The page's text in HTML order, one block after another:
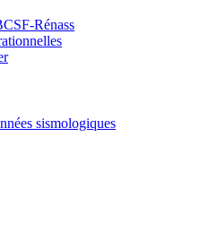
Rénass
sismologiques